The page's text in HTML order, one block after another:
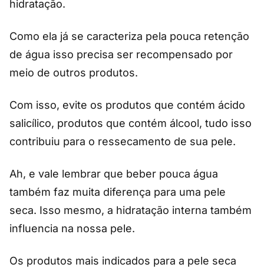
hidratação.
Como ela já se caracteriza pela pouca retenção
de água isso precisa ser recompensado por
meio de outros produtos.
Com isso, evite os produtos que contém ácido
salicílico, produtos que contém álcool, tudo isso
contribuiu para o ressecamento de sua pele.
Ah, e vale lembrar que beber pouca água
também faz muita diferença para uma pele
seca. Isso mesmo, a hidratação interna também
influencia na nossa pele.
Os produtos mais indicados para a pele seca